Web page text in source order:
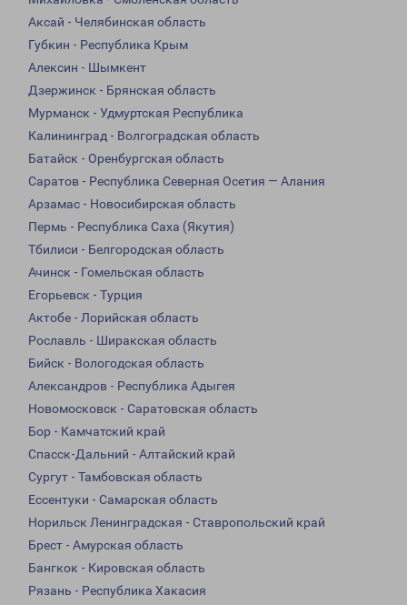
Аксай - Челябинская область
Губкин - Республика Крым
Алексин - Шымкент
Дзержинск - Брянская область
Мурманск - Удмуртская Республика
Калининград - Волгоградская область
Батайск - Оренбургская область
Саратов - Республика Северная Осетия — Алания
Арзамас - Новосибирская область
Пермь - Республика Саха (Якутия)
Тбилиси - Белгородская область
Ачинск - Гомельская область
Егорьевск - Турция
Актобе - Лорийская область
Рославль - Ширакская область
Бийск - Вологодская область
Александров - Республика Адыгея
Новомосковск - Саратовская область
Бор - Камчатский край
Спасск-Дальний - Алтайский край
Сургут - Тамбовская область
Ессентуки - Самарская область
Норильск Ленинградская - Ставропольский край
Брест - Амурская область
Бангкок - Кировская область
Рязань - Республика Хакасия